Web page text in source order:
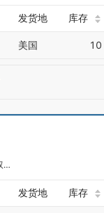
发货地 库存
美国 10
L298N, 步进电机控制器, 适用于双路全桥式电机驱动器, 4.8 → 46 V, 15针 MULTIWATT V封装
发货地 库存